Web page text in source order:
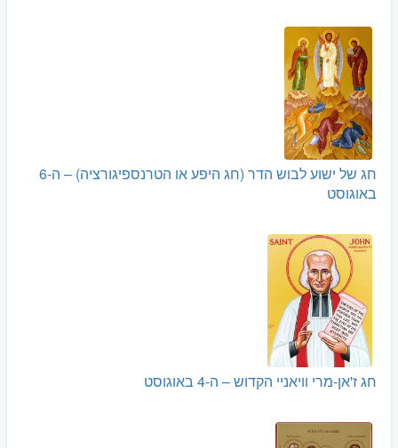
חג של ישוע לבוש הדר (חג היפע או הטרנספיגורציה) – ה-6
באוגוסט
חג ז'אן-מרי וויאניי הקדוש – ה-4 באוגוסט